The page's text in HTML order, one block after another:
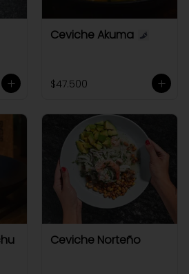
Ceviche Akuma
$47.500
Ceviche Norteño